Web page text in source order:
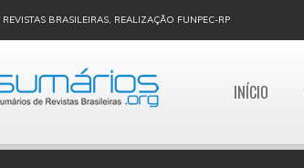
BRASILEIRAS, REALIZAÇÃO FUNPEC-RP
INÍCIO